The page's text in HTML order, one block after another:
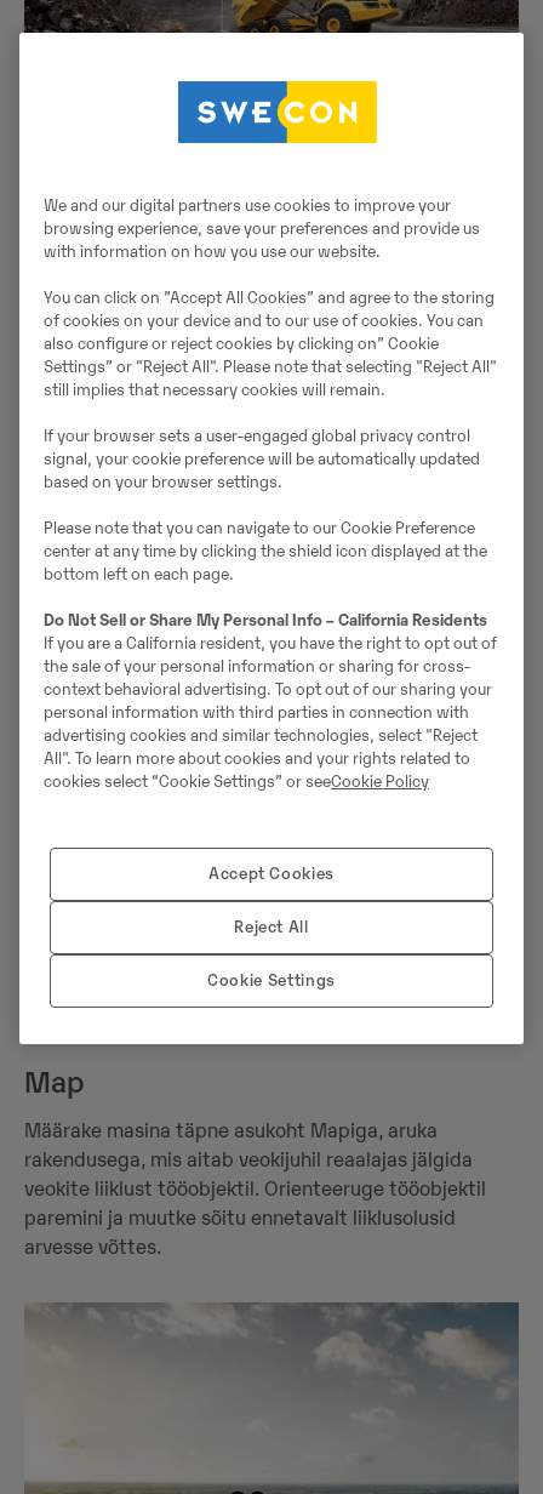
Kaalusüsteem (OBW) tagab iga kallurveoki optimaalse
koorma transpordi. See ülimalt täpne süsteem aitab
liiga kergeid koormaid vältides suurendada tootlikkust
ning vähendab ülekoormuse eest kaitstes kütusetarvet
ja kulumist. Visuaalsed näidikutega, mis hoiavad
kalluri- ja laadurijuhti kursis koorma olekuga, on
terviklik PDF-aruanne ja CSV-aruanne, mis sisaldab
andmeid tsükli kohta. Aruandeid saab igal ajal käsitsi
luua ja ajastusfunktsiooniga kord päevas või kord
nädalas automaatselt genereerida.
Map
Määrake masina täpne asukoht Mapiga, aruka
rakendusega, mis aitab veokijuhil reaalajas jälgida
veokite liiklust tööobjektil. Orienteeruge tööobjektil
paremini ja muutke sõitu ennetavalt liiklusolusid
arvesse võttes.
We and our digital partners use cookies to improve your
browsing experience, save your preferences and provide us
with information on how you use our website.
You can click on ”Accept All Cookies” and agree to the storing
of cookies on your device and to our use of cookies. You can
also configure or reject cookies by clicking on” Cookie
Settings” or "Reject All". Please note that selecting "Reject All"
still implies that necessary cookies will remain.
If your browser sets a user-engaged global privacy control
signal, your cookie preference will be automatically updated
based on your browser settings.
Please note that you can navigate to our Cookie Preference
center at any time by clicking the shield icon displayed at the
bottom left on each page.
Do Not Sell or Share My Personal Info – California Residents
If you are a California resident, you have the right to opt out of
the sale of your personal information or sharing for cross-
context behavioral advertising. To opt out of our sharing your
personal information with third parties in connection with
advertising cookies and similar technologies, select "Reject
All". To learn more about cookies and your rights related to
cookies select “Cookie Settings” or seeCookie Policy
Accept Cookies
Reject All
Cookie Settings